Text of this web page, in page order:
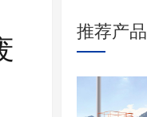
推荐产品